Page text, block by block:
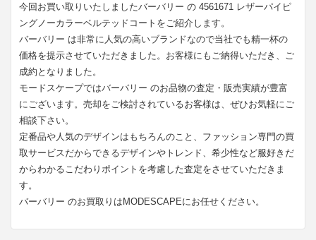
今回お買い取りいたしましたバーバリー の 4561671 レザーパイピ
ングノーカラーベルテッドコートをご紹介します。
バーバリー は非常に人気の高いブランドなので当社でも精一杯の
価格を提示させていただきました。お客様にもご納得いただき、ご
成約となりました。
モードスケープではバーバリー のお品物の査定・販売実績が豊富
にございます。売却をご検討されているお客様は、ぜひお気軽にご
相談下さい。
定番品や人気のデザインはもちろんのこと、ファッション専門の買
取サービスだからできるデザインやトレンド、希少性など服好きだ
からわかるこだわりポイントを考慮した査定をさせていただきま
す。
バーバリー のお買取りはMODESCAPEにお任せください。